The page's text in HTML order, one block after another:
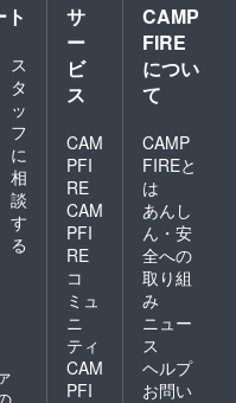
ス
タ
ッ
フ
に
相
談
す
る
サ
ー
ビ
ス
CAM
PFI
RE
CAM
PFI
RE
コ
ミュ
ニ
ティ
CAM
PFI
CAMP
FIRE
につい
て
CAMP
FIREと
は
あんし
ん・安
全への
取り組
み
ニュー
ス
ヘルプ
お問い